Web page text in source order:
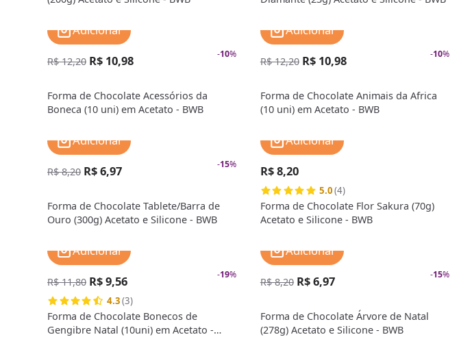
-10%
R$ 12,20 R$ 10,98
Forma de Chocolate Acessórios da
Boneca (10 uni) em Acetato - BWB
Adicionar
-10%
R$ 12,20 R$ 10,98
Forma de Chocolate Animais da Africa
(10 uni) em Acetato - BWB
Adicionar
-15%
R$ 8,20 R$ 6,97
Forma de Chocolate Tablete/Barra de
Ouro (300g) Acetato e Silicone - BWB
Adicionar
R$ 8,20
5.0(4)
Forma de Chocolate Flor Sakura (70g)
Acetato e Silicone - BWB
Adicionar
-19%
R$ 11,80 R$ 9,56
4.3(3)
Forma de Chocolate Bonecos de
Gengibre Natal (10uni) em Acetato -
Adicionar
-15%
R$ 8,20 R$ 6,97
Forma de Chocolate Árvore de Natal
(278g) Acetato e Silicone - BWB
Adicionar